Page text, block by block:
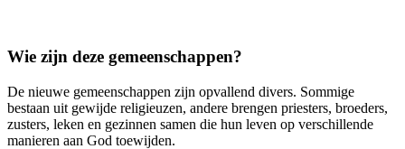
Wie zijn deze gemeenschappen?
De nieuwe gemeenschappen zijn opvallend divers. Sommige
bestaan uit gewijde religieuzen, andere brengen priesters, broeders,
zusters, leken en gezinnen samen die hun leven op verschillende
manieren aan God toewijden.